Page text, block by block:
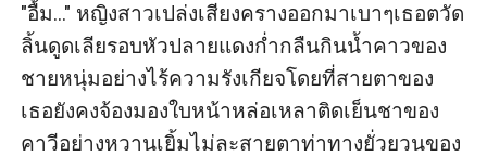
"อื้ม..." หญิงสาวเปล่งเสียงครางออกมาเบาๆเธอตวัด
ลิ้นดูดเลียรอบหัวปลายแดงก่ำกลืนกินน้ำคาวของ
ชายหนุ่มอย่างไร้ความรังเกียจโดยที่สายตาของ
เธอยังคงจ้องมองใบหน้าหล่อเหลาติดเย็นชาของ
คาวีอย่างหวานเยิ้มไม่ละสายตาท่าทางยั่วยวนของ